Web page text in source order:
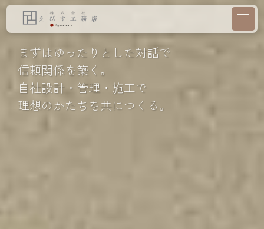
まずはゆったりとした対話で
信頼関係を築く。
自社設計・管理・施工で
理想のかたちを共につくる。